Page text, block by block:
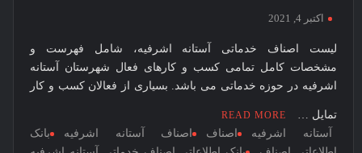
اکتبر 4, 2021
لیست اصناف خدماتی آستانه اشرفیه، شامل فهرست و
مشخصات کامل تمامی کسب و کارهای فعال شهرستان آستانه
اشرفیه در حوزه خدماتی می باشد. بسیاری از فعالان کسب و کار
تمایل … READ MORE
آستانه اشرفیه اصناف اصناف آستانه اشرفیه
بانک